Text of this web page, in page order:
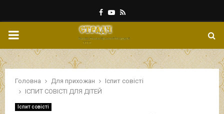
Facebook
Youtube
Rss
PRIMARY
MENU
Головна Для прихожан
Іспит совісті
ІСПИТ СОВІСТІ ДЛЯ ДІТЕЙ
Іспит совісті